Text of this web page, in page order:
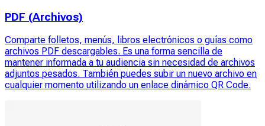
PDF (Archivos)
Comparte folletos, menús, libros electrónicos o guías como
archivos PDF descargables. Es una forma sencilla de
mantener informada a tu audiencia sin necesidad de archivos
adjuntos pesados. También puedes subir un nuevo archivo en
cualquier momento utilizando un enlace dinámico QR Code.